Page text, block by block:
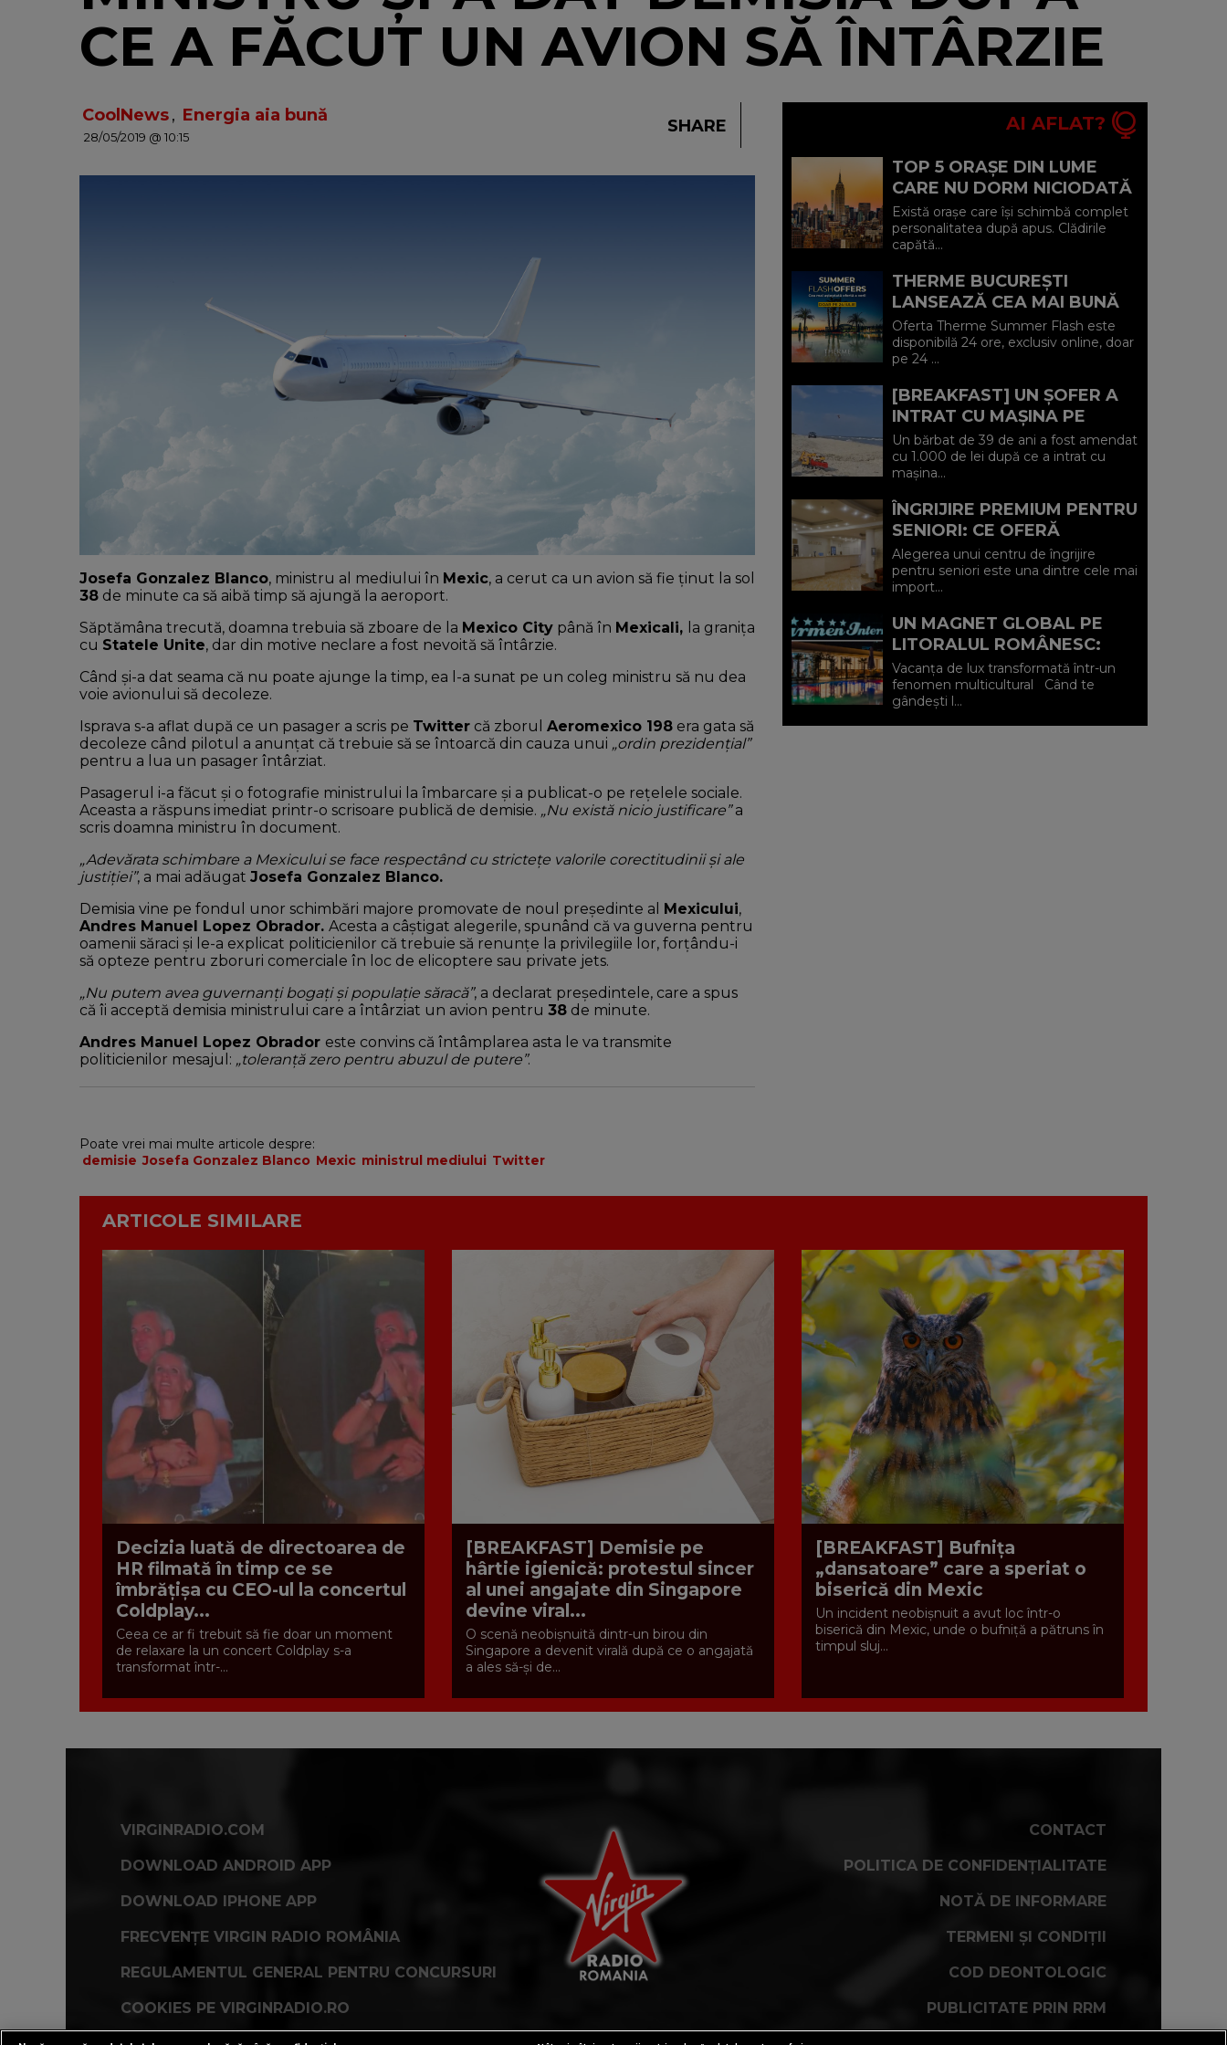
CE A FĂCUT UN AVION SĂ ÎNTÂRZIE
CoolNews, Energia aia bună
28/05/2019 @ 10:15
SHARE
Josefa Gonzalez Blanco, ministru al mediului în Mexic, a cerut ca un avion să fie ținut la sol
38 de minute ca să aibă timp să ajungă la aeroport.
Săptămâna trecută, doamna trebuia să zboare de la Mexico City până în Mexicali, la granița
cu Statele Unite, dar din motive neclare a fost nevoită să întârzie.
Când și-a dat seama că nu poate ajunge la timp, ea l-a sunat pe un coleg ministru să nu dea
voie avionului să decoleze.
Isprava s-a aflat după ce un pasager a scris pe Twitter că zborul Aeromexico 198 era gata să
decoleze când pilotul a anunțat că trebuie să se întoarcă din cauza unui „ordin prezidențial”
pentru a lua un pasager întârziat.
Pasagerul i-a făcut și o fotografie ministrului la îmbarcare și a publicat-o pe rețelele sociale.
Aceasta a răspuns imediat printr-o scrisoare publică de demisie. „Nu există nicio justificare”a
scris doamna ministru în document.
„Adevărata schimbare a Mexicului se face respectând cu strictețe valorile corectitudinii și ale
justiției”, a mai adăugat Josefa Gonzalez Blanco.
Demisia vine pe fondul unor schimbări majore promovate de noul președinte al
Mexicului,
Andres Manuel Lopez Obrador. Acesta a câștigat alegerile, spunând că va guverna pentru
oamenii săraci și le-a explicat politicienilor că trebuie să renunțe la privilegiile lor, forțându-i
să opteze pentru zboruri comerciale în loc de elicoptere sau private jets.
„Nu putem avea guvernanți bogați și populație săracă”, a declarat președintele, care a spus
că îi acceptă demisia ministrului care a întârziat un avion pentru 38 de minute.
Andres Manuel Lopez Obrador este convins că întâmplarea asta le va transmite
politicienilor mesajul: „toleranță zero pentru abuzul de putere”.
Poate vrei mai multe articole despre:
demisie Josefa Gonzalez Blanco Mexic ministrul mediului Twitter
AI AFLAT?
TOP 5 ORAȘE DIN LUME
CARE NU DORM NICIODATĂ
ȘI POVEȘTILE DIN SPATELE
CELOR MAI CELEBRE
BULEVARDE DE ...
Există orașe care își schimbă complet
personalitatea după apus. Clădirile
capătă...
THERME BUCUREȘTI
LANSEAZĂ CEA MAI BUNĂ
OFERTĂ A VERII: MINUS 20%
LA VOUCHERE, DOAR PE 24
IULIE (P)...
Oferta Therme Summer Flash este
disponibilă 24 ore, exclusiv online, doar
pe 24 ...
[BREAKFAST] UN ȘOFER A
INTRAT CU MAȘINA PE
PLAJA DIN VADU ȘI A FOST
AMENDAT.
Un bărbat de 39 de ani a fost amendat
cu 1.000 de lei după ce a intrat cu
mașina...
ÎNGRIJIRE PREMIUM PENTRU
SENIORI: CE OFERĂ
CENTRUL AFFINITY LIFE
CARE (P)
Alegerea unui centru de îngrijire
pentru seniori este una dintre cele mai
import...
UN MAGNET GLOBAL PE
LITORALUL ROMÂNESC:
HOTEL CARMEN
INTERNATIONAL 5★ DIN
VENUS (P)
Vacanța de lux transformată într-un
fenomen multicultural Când te
gândești l...
ARTICOLE SIMILARE
Decizia luată de directoarea de
HR filmată în timp ce se
îmbrățișa cu CEO-ul la concertul
Coldplay...
Ceea ce ar fi trebuit să fie doar un moment
de relaxare la un concert Coldplay s-a
transformat într-...
[BREAKFAST] Demisie pe
hârtie igienică: protestul sincer
al unei angajate din Singapore
devine viral...
O scenă neobișnuită dintr-un birou din
Singapore a devenit virală după ce o angajată
a ales să-și de...
[BREAKFAST] Bufnița
„dansatoare” care a speriat o
biserică din Mexic
Un incident neobișnuit a avut loc într-o
biserică din Mexic, unde o bufniță a pătruns în
timpul sluj...
VIRGINRADIO.COM
DOWNLOAD ANDROID APP
DOWNLOAD IPHONE APP
FRECVENȚE VIRGIN RADIO ROMÂNIA
REGULAMENTUL GENERAL PENTRU CONCURSURI
COOKIES PE VIRGINRADIO.RO
CONTACT
POLITICA DE CONFIDENȚIALITATE
NOTĂ DE INFORMARE
TERMENI ȘI CONDIȚII
COD DEONTOLOGIC
PUBLICITATE PRIN RRM